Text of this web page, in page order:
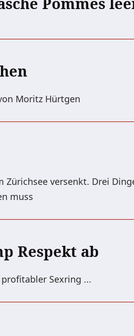
Moritz Hürtgen
versenkt. Drei
muss
Respekt ab
Sexring ...